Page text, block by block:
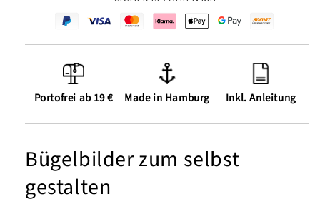
Portofrei ab 19 € Made in Hamburg Inkl. Anleitung
Bügelbilder zum selbst
gestalten